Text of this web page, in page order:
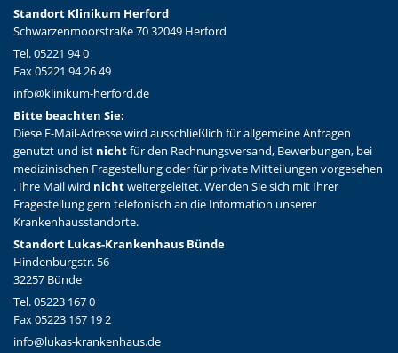
Standort Klinikum Herford
Schwarzenmoorstraße 70 32049 Herford
Tel. 05221 94 0
Fax 05221 94 26 49
info@klinikum-herford.de
Bitte beachten Sie:
Diese E-Mail-Adresse wird ausschließlich für allgemeine Anfragen
genutzt und ist nichtfür den Rechnungsversand, Bewerbungen, bei
medizinischen Fragestellung oder für private Mitteilungen vorgesehen
. Ihre Mail wird nichtweitergeleitet. Wenden Sie sich mit Ihrer
Fragestellung gern telefonisch an die Information unserer
Krankenhausstandorte.
Standort Lukas-Krankenhaus Bünde
Hindenburgstr. 56
32257 Bünde
Tel. 05223 167 0
Fax 05223 167 19 2
info@lukas-krankenhaus.de